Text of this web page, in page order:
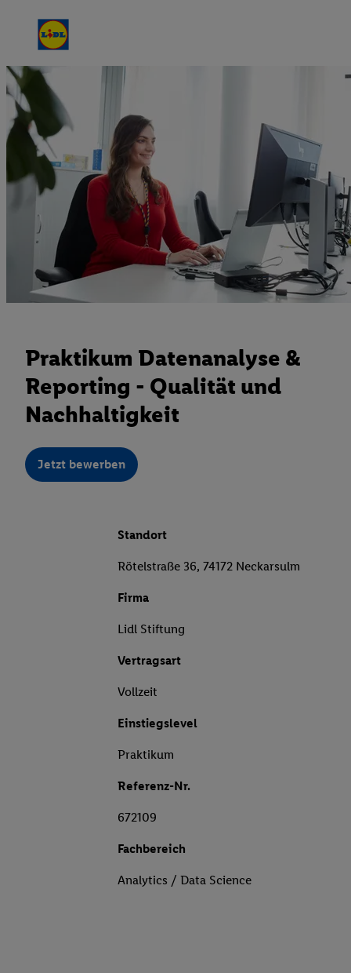
Praktikum Datenanalyse &
Reporting - Qualität und
Nachhaltigkeit
Jetzt bewerben
Standort
Rötelstraße 36, 74172 Neckarsulm
Firma
Lidl Stiftung
Vertragsart
Vollzeit
Einstiegslevel
Praktikum
Referenz-Nr.
672109
Fachbereich
Analytics / Data Science